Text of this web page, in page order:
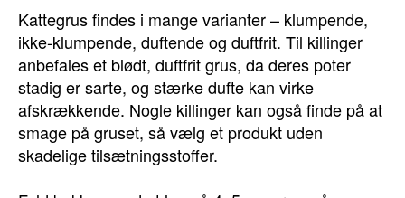
Kattegrus findes i mange varianter – klumpende,
ikke-klumpende, duftende og duftfrit. Til killinger
anbefales et blødt, duftfrit grus, da deres poter
stadig er sarte, og stærke dufte kan virke
afskrækkende. Nogle killinger kan også finde på at
smage på gruset, så vælg et produkt uden
skadelige tilsætningsstoffer.